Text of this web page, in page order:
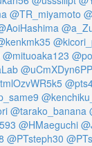
@TR_miyamoto
@mituoaka123
@tarako_banana
@HMaeguchi
@PTsteph30